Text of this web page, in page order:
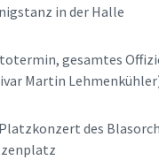
in der Halle
gesamtes
Martin
des